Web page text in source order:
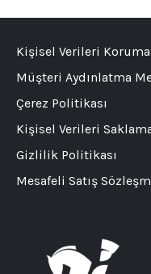
Kişisel Verileri
Müşteri Aydınlatma
Çerez Politikası
Kişisel Verileri
Gizlilik Politikası
Mesafeli Satış